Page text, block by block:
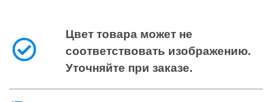
Цвет товара может не
соответствовать изображению.
Уточняйте при заказе.